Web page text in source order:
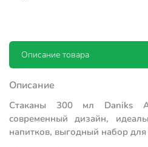
Описание товара
Описание
Стаканы 300 мл Daniks
современный дизайн,
напитков, выгодный набор